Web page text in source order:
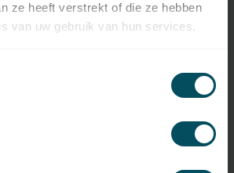
ze heeft verstrekt of die ze hebben
van uw gebruik van hun services.